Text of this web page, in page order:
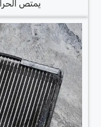
يمتص